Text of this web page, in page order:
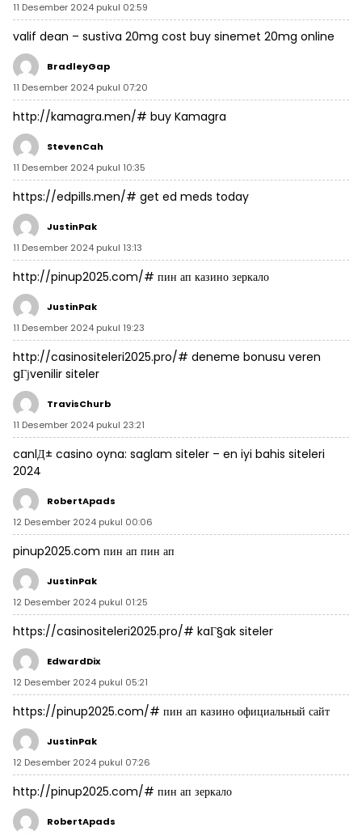
11 Desember 2024 pukul 02:59
valif dean – sustiva 20mg cost buy sinemet 20mg online
BradleyGap
11 Desember 2024 pukul 07:20
http://kamagra.men/# buy Kamagra
StevenCah
11 Desember 2024 pukul 10:35
https://edpills.men/# get ed meds today
JustinPak
11 Desember 2024 pukul 13:13
http://pinup2025.com/# пин ап казино зеркало
JustinPak
11 Desember 2024 pukul 19:23
http://casinositeleri2025.pro/# deneme bonusu veren
gГјvenilir siteler
TravisChurb
11 Desember 2024 pukul 23:21
canlД± casino oyna: saglam siteler – en iyi bahis siteleri
2024
RobertApads
12 Desember 2024 pukul 00:06
pinup2025.com пин ап пин ап
JustinPak
12 Desember 2024 pukul 01:25
https://casinositeleri2025.pro/# kaГ§ak siteler
EdwardDix
12 Desember 2024 pukul 05:21
https://pinup2025.com/# пин ап казино официальный сайт
JustinPak
12 Desember 2024 pukul 07:26
http://pinup2025.com/# пин ап зеркало
RobertApads